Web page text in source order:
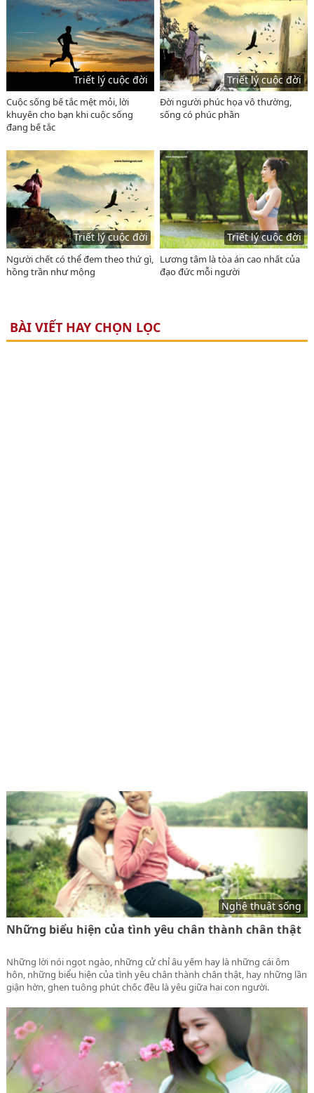
Triết lý cuộc đời
Cuộc sống bế tắc mệt mỏi, lời
khuyên cho bạn khi cuộc sống
đang bế tắc
Triết lý cuộc đời
Đời người phúc họa vô thường,
sống có phúc phần
Triết lý cuộc đời
Người chết có thể đem theo thứ gì,
hồng trần như mộng
Triết lý cuộc đời
Lương tâm là tòa án cao nhất của
đạo đức mỗi người
BÀI VIẾT HAY CHỌN LỌC
Nghệ thuật sống
Những biểu hiện của tình yêu chân thành chân thật
Những lời nói ngọt ngào, những cử chỉ âu yếm hay là những cái ôm
hôn, những biểu hiện của tình yêu chân thành chân thật, hay những lần
giận hờn, ghen tuông phút chốc đều là yêu giữa hai con người.